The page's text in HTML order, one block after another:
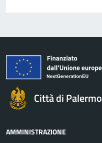
Città di Palermo
AMMINISTRAZIONE